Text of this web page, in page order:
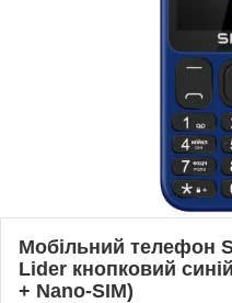
Мобільний телефон
Lider кнопковий
+ Nano-SIM)